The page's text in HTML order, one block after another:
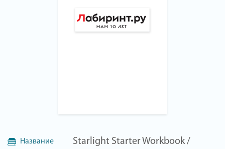
Название
Starlight Starter Workbook /